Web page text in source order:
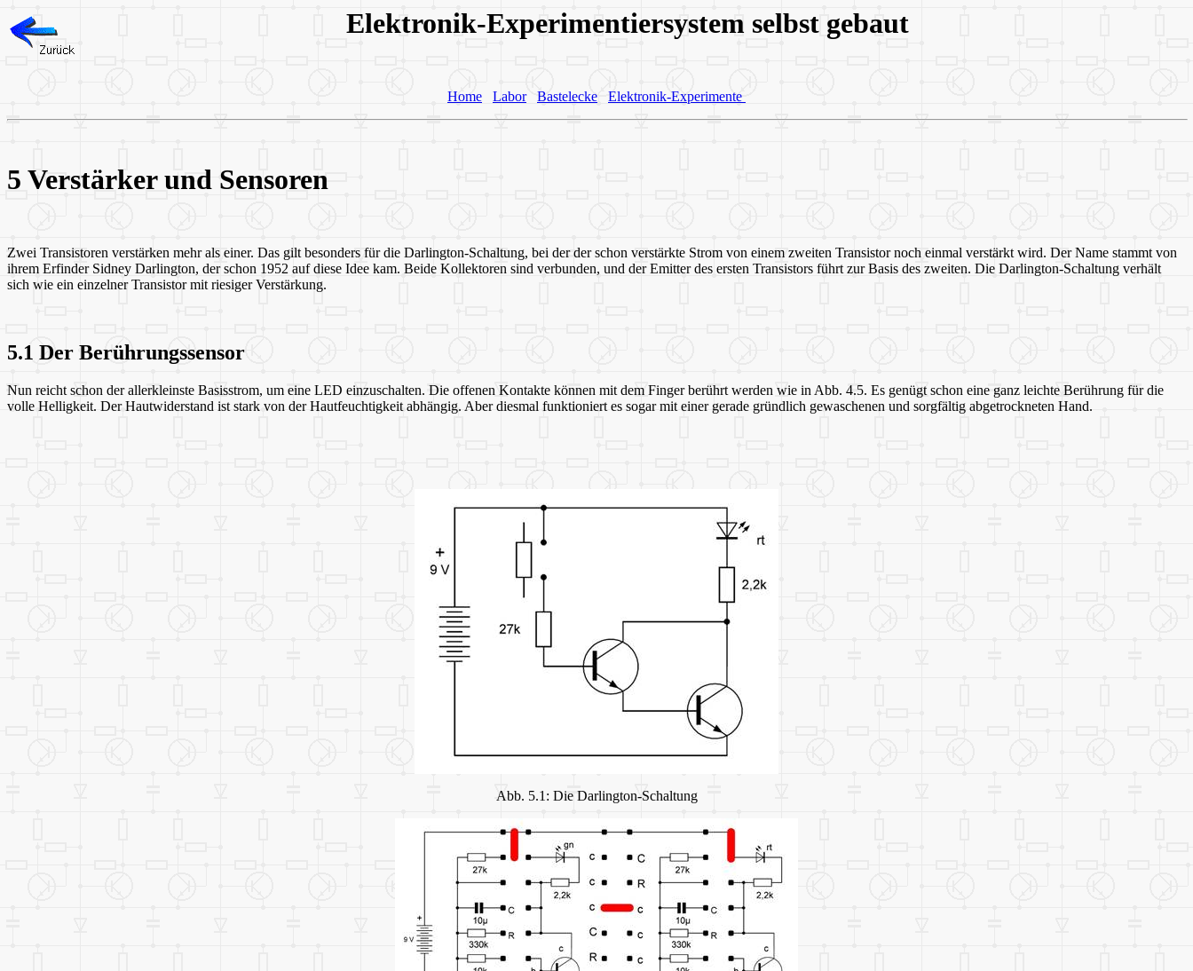
Elektronik-Experimentiersystem selbst gebaut
Home Labor Bastelecke Elektronik-Experimente
5 Verstärker und Sensoren
Zwei Transistoren verstärken mehr als einer. Das gilt besonders für die Darlington-Schaltung, bei der der schon verstärkte Strom von einem zweiten Transistor noch einmal verstärkt wird. Der Name stammt von
ihrem Erfinder Sidney Darlington, der schon 1952 auf diese Idee kam. Beide Kollektoren sind verbunden, und der Emitter des ersten Transistors führt zur Basis des zweiten. Die Darlington-Schaltung verhält
sich wie ein einzelner Transistor mit riesiger Verstärkung.
5.1 Der Berührungssensor
Nun reicht schon der allerkleinste Basisstrom, um eine LED einzuschalten. Die offenen Kontakte können mit dem Finger berührt werden wie in Abb. 4.5. Es genügt schon eine ganz leichte Berührung für die
volle Helligkeit. Der Hautwiderstand ist stark von der Hautfeuchtigkeit abhängig. Aber diesmal funktioniert es sogar mit einer gerade gründlich gewaschenen und sorgfältig abgetrockneten Hand.
Abb. 5.1: Die Darlington-Schaltung